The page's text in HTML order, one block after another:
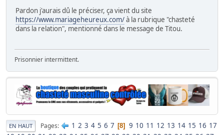
Pardon j'aurais dû le préciser, ça vient du site
https://www.mariageheureux.com/à la rubrique "chasteté
dans la relation", mentionné dans le message de Titou.
Prisonnier intermittent.
EN HAUT Pages 1 2 3 4 5 6 7 8 9 10 11 12 13 14 15 16 17